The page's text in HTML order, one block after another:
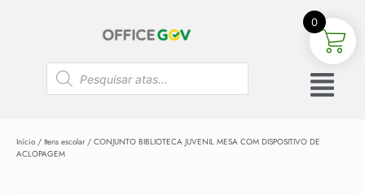
Início / Itens escolar/ CONJUNTO BIBLIOTECA JUVENIL MESA COM DISPOSITIVO DE
ACLOPAGEM
0